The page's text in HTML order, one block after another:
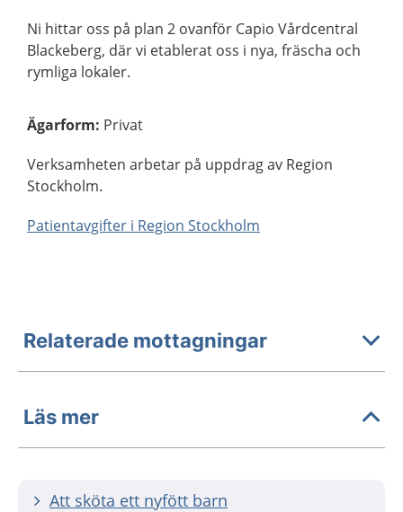
Ni hittar oss på plan 2 ovanför Capio Vårdcentral
Blackeberg, där vi etablerat oss i nya, fräscha och
rymliga lokaler.
Ägarform: Privat
Verksamheten arbetar på uppdrag av Region
Stockholm.
Patientavgifter i Region Stockholm
Relaterade mottagningar
Läs mer
Att sköta ett nyfött barn